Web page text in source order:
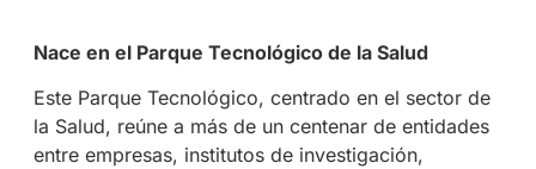
Nace en el Parque Tecnológico de la Salud
Este Parque Tecnológico, centrado en el sector de
la Salud, reúne a más de un centenar de entidades
entre empresas, institutos de investigación,